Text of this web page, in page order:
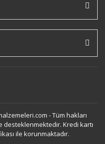
- Tüm hakları
desteklenmektedir. Kredi kartı
ile korunmaktadır.